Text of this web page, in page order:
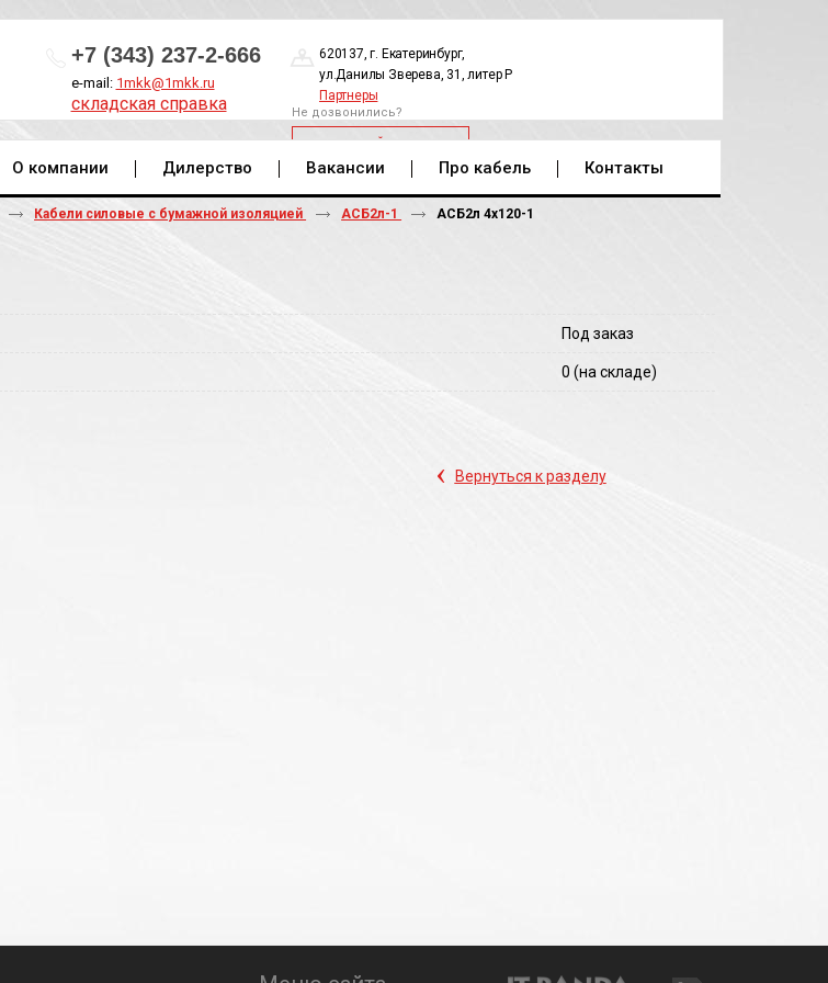
+7 (343) 237-2-666
e-mail: 1mkk@1mkk.ru
складская справка
620137, г. Екатеринбург,
ул.Данилы Зверева, 31, литер Р
Партнеры
Не дозвонились?
ОБРАТНЫЙ ЗВОНОК
О компании Дилерство Вакансии Про кабель Контакты
Кабели силовые с бумажной изоляцией АСБ2л-1 АСБ2л 4х120-1
Под заказ
0 (на складе)
‹ Вернуться к разделу